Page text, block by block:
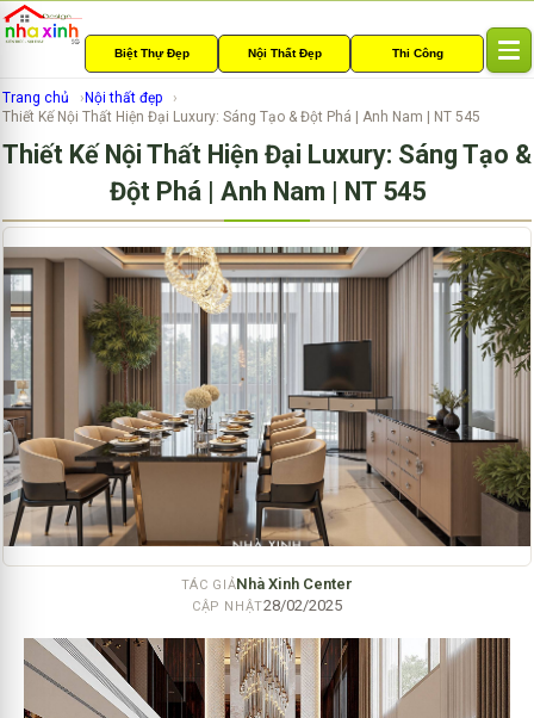
Biệt Thự Đẹp Nội Thất Đẹp Thi Công
l
a
v
i
g
a
t
n
Trang chủ
Nội thất đẹp
Thiết Kế Nội Thất Hiện Đại Luxury: Sáng Tạo & Đột Phá | Anh Nam | NT 545
Thiết Kế Nội Thất Hiện Đại Luxury: Sáng Tạo &
Đột Phá | Anh Nam | NT 545
TÁC GIẢNhà Xinh Center
CẬP NHẬT28/02/2025